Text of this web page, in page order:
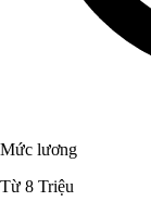
Mức lương
Từ 8 Triệu